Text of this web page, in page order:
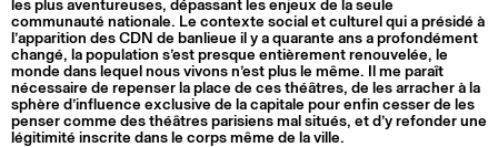
les plus aventureuses, dépassant les enjeux de la seule
communauté nationale. Le contexte social et culturel qui a présidé à
l’apparition des CDN de banlieue il y a quarante ans a profondément
changé, la population s’est presque entièrement renouvelée, le
monde dans lequel nous vivons n’est plus le même. Il me paraît
nécessaire de repenser la place de ces théâtres, de les arracher à la
sphère d’influence exclusive de la capitale pour enfin cesser de les
penser comme des théâtres parisiens mal situés, et d’y refonder une
légitimité inscrite dans le corps même de la ville.